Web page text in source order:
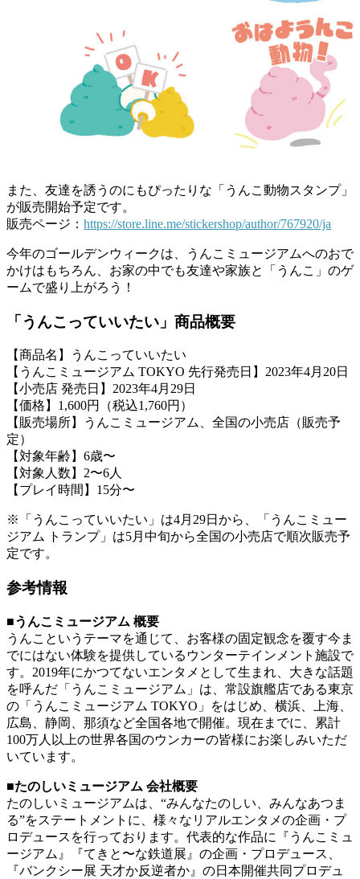
また、友達を誘うのにもぴったりな「うんこ動物スタンプ」
が販売開始予定です。
販売ページ： https://store.line.me/stickershop/author/767920/ja
今年のゴールデンウィークは、うんこミュージアムへのおで
かけはもちろん、お家の中でも友達や家族と「うんこ」のゲ
ームで盛り上がろう！
「うんこっていいたい」商品概要
【商品名】うんこっていいたい
【うんこミュージアム TOKYO 先行発売日】2023年4月20日
【小売店 発売日】2023年4月29日
【価格】1,600円（税込1,760円）
【販売場所】うんこミュージアム、全国の小売店（販売予
定）
【対象年齢】6歳〜
【対象人数】2〜6人
【プレイ時間】15分〜
※「うんこっていいたい」は4月29日から、「うんこミュー
ジアム トランプ」は5月中旬から全国の小売店で順次販売予
定です。
参考情報
■うんこミュージアム 概要
うんこというテーマを通じて、お客様の固定観念を覆す今ま
でにはない体験を提供しているウンターテインメント施設で
す。2019年にかつてないエンタメとして生まれ、大きな話題
を呼んだ「うんこミュージアム」は、常設旗艦店である東京
の「うんこミュージアム TOKYO」をはじめ、横浜、上海、
広島、静岡、那須など全国各地で開催。現在までに、累計
100万人以上の世界各国のウンカーの皆様にお楽しみいただ
いています。
■たのしいミュージアム 会社概要
たのしいミュージアムは、“みんなたのしい、みんなあつま
る”をステートメントに、様々なリアルエンタメの企画・プ
ロデュースを行っております。代表的な作品に『うんこミュ
ージアム』『てきと〜な鉄道展』の企画・プロデュース、
『バンクシー展 天才か反逆者か』の日本開催共同プロデュ